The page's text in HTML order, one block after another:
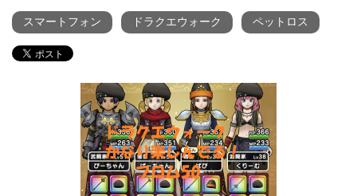
スマートフォン ドラクエウォーク ペットロス